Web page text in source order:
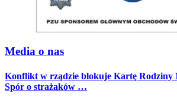
Media o nas
Konflikt w rządzie blokuje Kartę Rodziny
Spór o strażaków …